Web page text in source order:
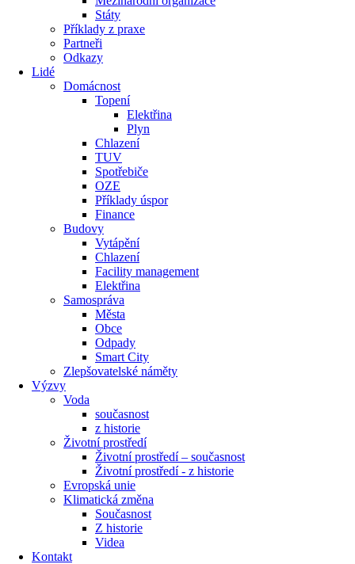
Státy
Příklady z praxe
Partneři
Odkazy
Lidé
Domácnost
Topení
Elektřina
Plyn
Chlazení
TUV
Spotřebiče
OZE
Příklady úspor
Finance
Budovy
Vytápění
Chlazení
Facility management
Elektřina
Samospráva
Města
Obce
Odpady
Smart City
Zlepšovatelské náměty
Výzvy
Voda
současnost
z historie
Životní prostředí
Životní prostředí – současnost
Životní prostředí ​- z historie
Evropská unie
Klimatická změna
Současnost
Z historie
Videa
Kontakt